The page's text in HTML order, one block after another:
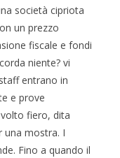
società cipriota
un prezzo
fiscale e fondi
niente? vi
entrano in
e prove
fiero, dita
una mostra. I
Fino a quando il